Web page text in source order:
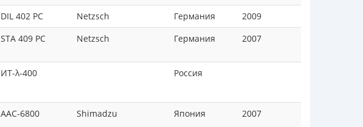
DIL 402 PC Netzsch Германия
2009
STA 409 PC Netzsch Германия 2007
ИТ-λ-400 Россия
ААС-6800 Shimadzu Япония 2007